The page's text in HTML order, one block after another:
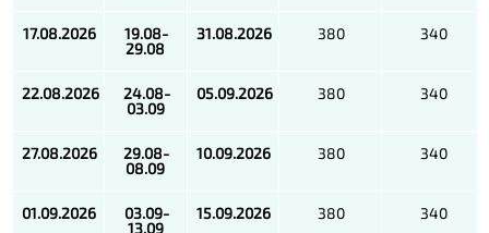
17.08.2026
19.08-
29.08
31.08.2026 380 340
22.08.2026
24.08-
03.09
05.09.2026 380 340
27.08.2026
29.08-
08.09
10.09.2026 380 340
01.09.2026
03.09-
13.09
15.09.2026 380 340